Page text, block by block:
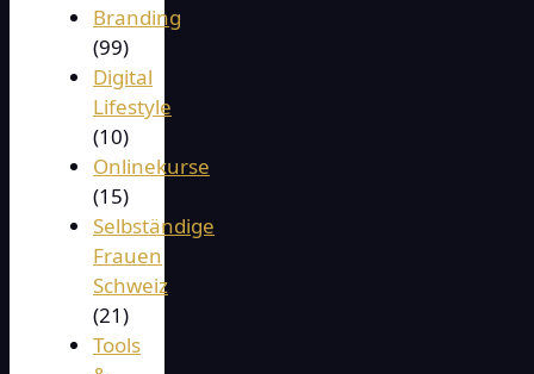
Branding
(99)
Digital
Lifestyle
(10)
Onlinekurse
(15)
Selbständige
Frauen
Schweiz
(21)
Tools